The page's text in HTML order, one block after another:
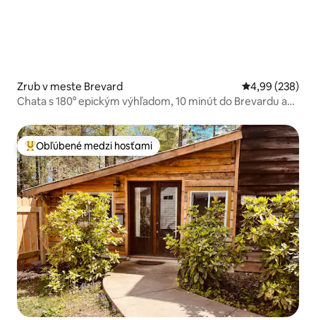
Zrub v meste Brevard Priemerné
4,99 (238)
Chata s 180° epickým výhľadom, 10 minút do Brevardu a
Najobľúbenejšie medzi hosťami
Obľúbené medzi hosťami